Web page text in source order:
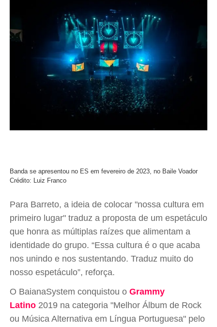
Banda se apresentou no ES em fevereiro de 2023, no Baile Voador
Crédito: Luiz Franco
Para Barreto, a ideia de colocar "nossa cultura em
primeiro lugar" traduz a proposta de um espetáculo
que honra as múltiplas raízes que alimentam a
identidade do grupo. “Essa cultura é o que acaba
nos unindo e nos sustentando. Traduz muito do
nosso espetáculo”, reforça.
O BaianaSystem conquistou o Grammy
Latino 2019 na categoria "Melhor Álbum de Rock
ou Música Alternativa em Língua Portuguesa" pelo